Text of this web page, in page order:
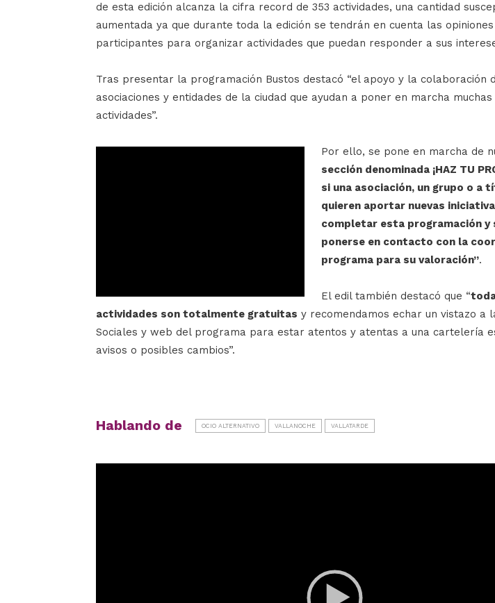
de esta edición alcanza la cifra record de 353 actividades, una cantidad
aumentada ya que durante toda la edición se tendrán en cuenta las
participantes para organizar actividades que puedan responder a sus
Tras presentar la programación Bustos destacó “el apoyo y la colaboración
asociaciones y entidades de la ciudad que ayudan a poner en marcha
actividades”.
Por ello, se pone en marcha de
sección denominada ¡HAZ TU
si una asociación, un grupo o a
quieren aportar nuevas
completar esta programación y
ponerse en contacto con la
programa para su valoración”.
El edil también destacó que “
actividades son totalmente gratuitas y recomendamos echar un vistazo a
Sociales y web del programa para estar atentos y atentas a una cartelería
avisos o posibles cambios”.
Hablando de OCIO ALTERNATIVO VALLANOCHE VALLATARDE